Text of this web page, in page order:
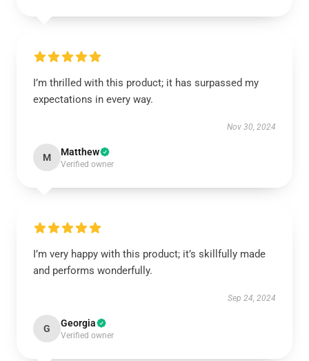
I’m thrilled with this product; it has surpassed my
expectations in every way.
Nov 30, 2024
M Matthew
Verified owner
I’m very happy with this product; it’s skillfully made
and performs wonderfully.
Sep 24, 2024
G Georgia
Verified owner